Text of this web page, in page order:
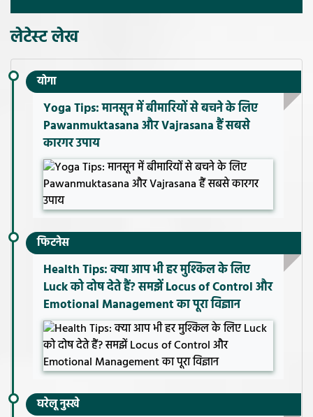
लेटेस्ट लेख
योगा
Yoga Tips: मानसून में बीमारियों से बचने के लिए
Pawanmuktasana और Vajrasana हैं सबसे
कारगर उपाय
फिटनेस
Health Tips: क्या आप भी हर मुश्किल के लिए
Luck को दोष देते हैं? समझें Locus of Control और
Emotional Management का पूरा विज्ञान
घरेलू नुस्खे